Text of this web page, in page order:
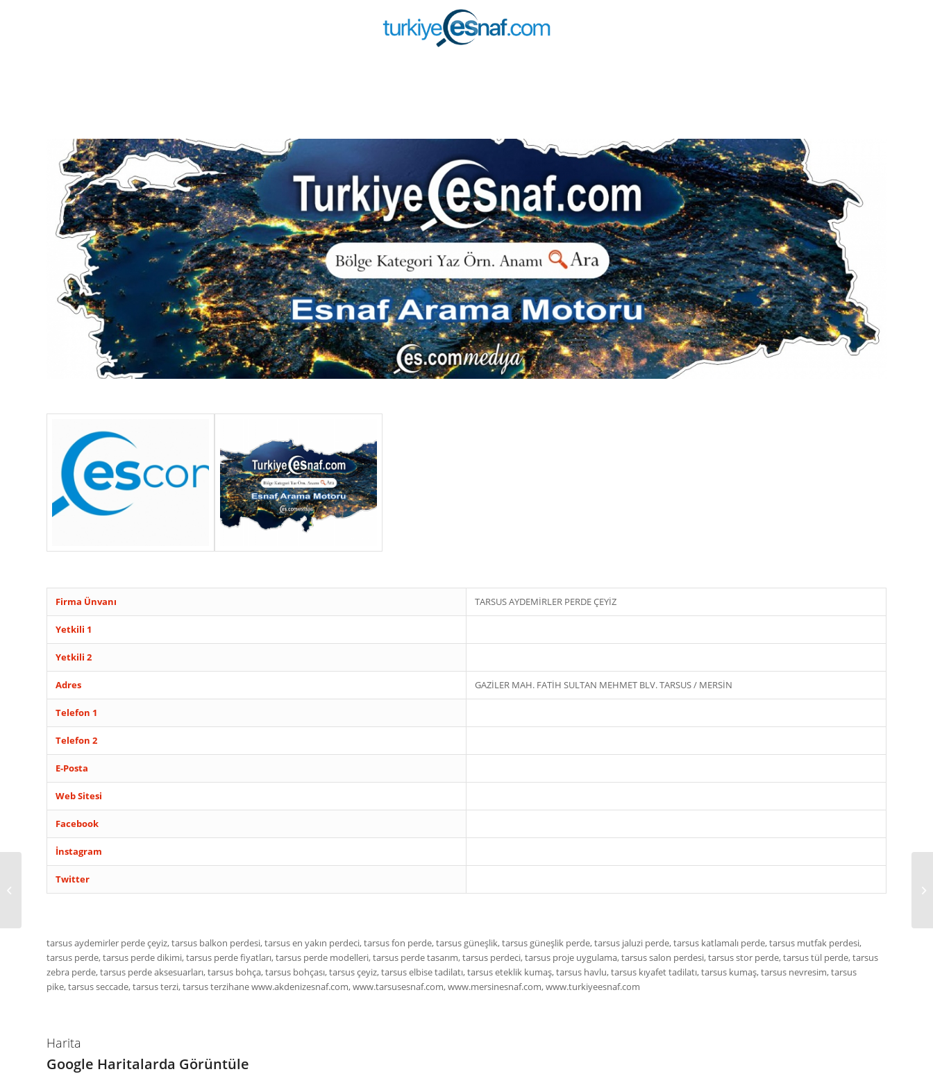
Firma Ünvanı TARSUS AYDEMİRLER PERDE ÇEYİZ
Yetkili 1
Yetkili 2
Adres GAZİLER MAH. FATİH SULTAN MEHMET BLV. TARSUS / MERSİN
Telefon 1
Telefon 2
E-Posta
Web Sitesi
Facebook
İnstagram
Twitter
tarsus aydemirler perde çeyiz, tarsus balkon perdesi, tarsus en yakın perdeci, tarsus fon perde, tarsus güneşlik, tarsus güneşlik perde, tarsus jaluzi perde, tarsus katlamalı perde, tarsus mutfak perdesi,
tarsus perde, tarsus perde dikimi, tarsus perde fiyatları, tarsus perde modelleri, tarsus perde tasarım, tarsus perdeci, tarsus proje uygulama, tarsus salon perdesi, tarsus stor perde, tarsus tül perde, tarsus
zebra perde, tarsus perde aksesuarları, tarsus bohça, tarsus bohçası, tarsus çeyiz, tarsus elbise tadilatı, tarsus eteklik kumaş, tarsus havlu, tarsus kıyafet tadilatı, tarsus kumaş, tarsus nevresim, tarsus
pike, tarsus seccade, tarsus terzi, tarsus terzihane www.akdenizesnaf.com, www.tarsusesnaf.com, www.mersinesnaf.com, www.turkiyeesnaf.com
Harita
Google Haritalarda Görüntüle